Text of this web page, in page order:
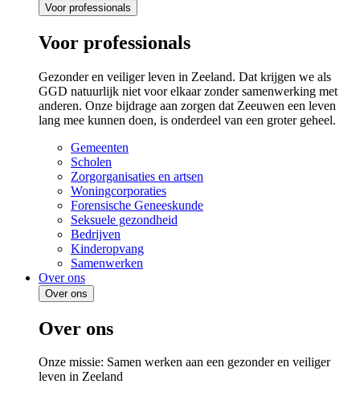
Voor professionals
Voor professionals
Gezonder en veiliger leven in Zeeland. Dat krijgen we als
GGD natuurlijk niet voor elkaar zonder samenwerking met
anderen. Onze bijdrage aan zorgen dat Zeeuwen een leven
lang mee kunnen doen, is onderdeel van een groter geheel.
Gemeenten
Scholen
Zorgorganisaties en artsen
Woningcorporaties
Forensische Geneeskunde
Seksuele gezondheid
Bedrijven
Kinderopvang
Samenwerken
Over ons
Over ons
Over ons
Onze missie: Samen werken aan een gezonder en veiliger
leven in Zeeland